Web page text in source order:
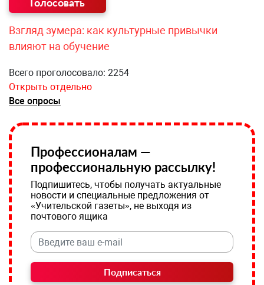
Взгляд зумера: как культурные привычки
влияют на обучение
Всего проголосовало: 2254
Открыть отдельно
Все опросы
Профессионалам —
профессиональную рассылку!
Подпишитесь, чтобы получать актуальные
новости и специальные предложения от
«Учительской газеты», не выходя из
почтового ящика
Подписаться